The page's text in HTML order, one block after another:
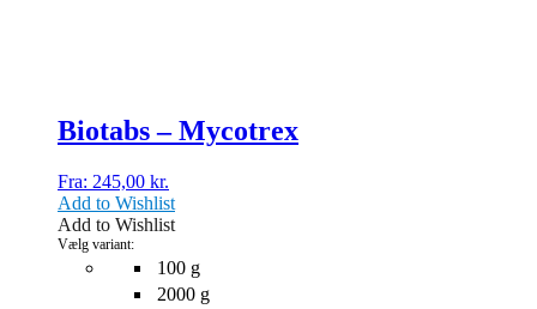
Biotabs – Mycotrex
Fra: 245,00 kr.
100 g
2000 g
Vælg variant:
Add to Wishlist
Add to Wishlist